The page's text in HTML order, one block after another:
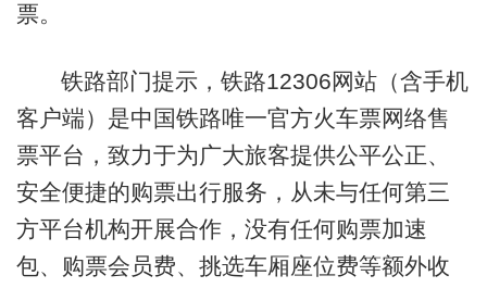
票。
铁路部门提示，铁路12306网站（含手机
客户端）是中国铁路唯一官方火车票网络售
票平台，致力于为广大旅客提供公平公正、
安全便捷的购票出行服务，从未与任何第三
方平台机构开展合作，没有任何购票加速
包、购票会员费、挑选车厢座位费等额外收